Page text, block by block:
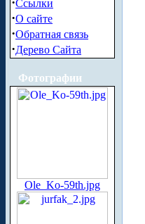
Ссылки
·О сайте
·Обратная связь
·Дерево Сайта
Фотографии
Ole_Ko-59th.jpg